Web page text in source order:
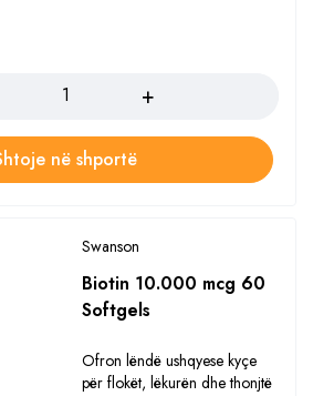
në shportë
Swanson
Biotin 10.000 mcg 60
Softgels
Ofron lëndë ushqyese kyçe
për flokët, lëkurën dhe thonjtë